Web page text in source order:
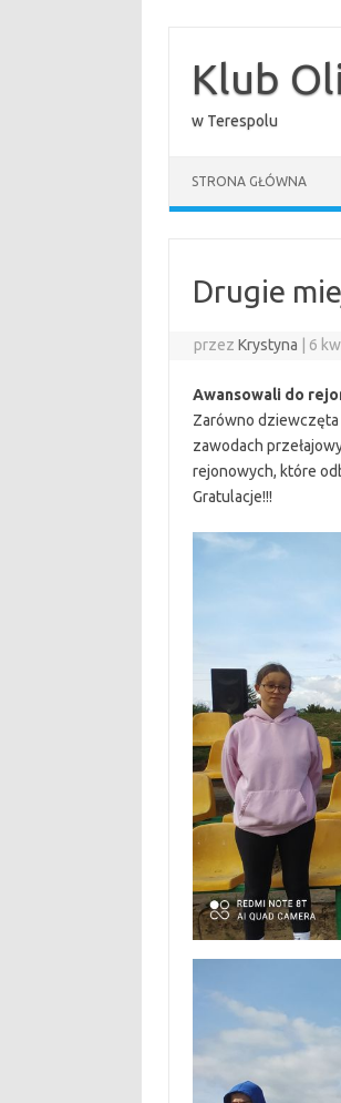
treściKlub
w Terespolu
STRONA GŁÓWNA
Drugie
przezKrystyna 6
Awansowali do
Zarówno dziewczęta
zawodach
rejonowych, które
Gratulacje!!!